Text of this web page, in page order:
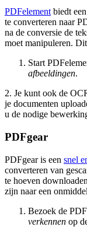
PDFelement biedt
te converteren naar
na de conversie de
moet manipuleren.
Start
afbeeldingen.
2. Je kunt ook de
je documenten
u de nodige
PDFgear
PDFgear is een snel
converteren van
te hoeven
zijn naar een
Bezoek de
verkennen op